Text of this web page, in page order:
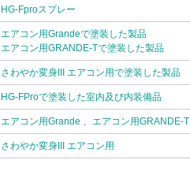
HG-Fproスプレー
エアコン用Grandeで塗装した製品
エアコン用GRANDE-Tで塗装した製品
さわやか変身III エアコン用で塗装した製品
HG-FProで塗装した室内及び内装備品
エアコン用Grande 、エアコン用GRANDE-T
さわやか変身III エアコン用